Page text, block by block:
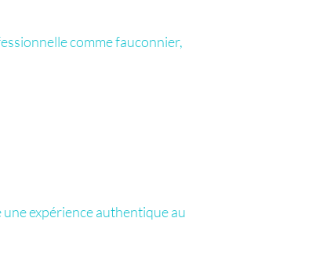
comme fauconnier,
expérience authentique au